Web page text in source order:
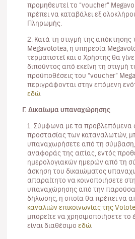
προμηθευτεί το “voucher”
πρέπει να καταβάλει εξ
Πληρωμής.
2. Κατά τη στιγμή της απόκτησης
Megavolotea, η υπηρεσία
τερματιστεί και ο Χρήστης θα
διπούντος από εκείνη τη στιγμή
προϋποθέσεις του “voucher”
περιγράφονται στην επόμενη
εδώ
Γ. Δικαίωμα υπαναχώρησης
1. Σύμφωνα με τα προβλεπόμενα
προστασίας των καταναλωτών,
υπαναχωρήσετε από τη σύμβαση,
αναφοράς της αιτίας, εντός
ημερολογιακών ημερών από τη
άσκηση του δικαιώματος
απαραίτητο να κοινοποιήσετε
υπαναχώρησης από την
δήλωσης, η οποία θα πρέπει να
καναλιών επικοινωνίας της
μπορείτε να χρησιμοποιήσετε
είναι διαθέσιμο εδώ